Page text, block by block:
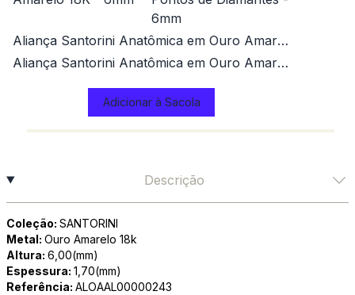
Aliança Santorini Anatômica em Ouro Amarelo 18K - 6mm
Aliança Santorini Anatômica em Ouro Amarelo 18k com 20 Pontos de Diamantes - 6mm
Adicionar à Sacola
Descrição
Coleção: SANTORINI
Metal: Ouro Amarelo 18k
Altura: 6,00(mm)
Espessura: 1,70(mm)
Referência: ALOAAL00000243